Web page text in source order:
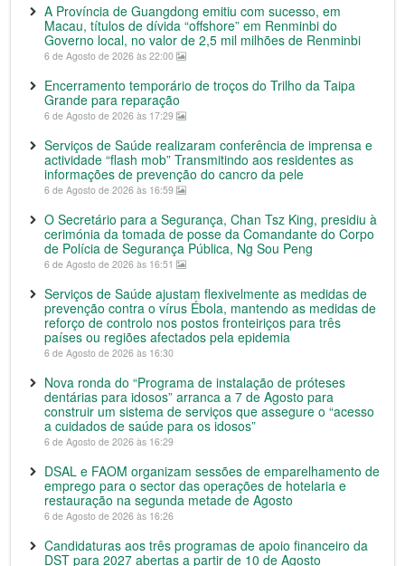
A Província de Guangdong emitiu com sucesso, em
Macau, títulos de dívida “offshore” em Renminbi do
Governo local, no valor de 2,5 mil milhões de Renminbi
6 de Agosto de 2026 às 22:00
Encerramento temporário de troços do Trilho da Taipa
Grande para reparação
6 de Agosto de 2026 às 17:29
Serviços de Saúde realizaram conferência de imprensa e
actividade “flash mob” Transmitindo aos residentes as
informações de prevenção do cancro da pele
6 de Agosto de 2026 às 16:59
O Secretário para a Segurança, Chan Tsz King, presidiu à
cerimónia da tomada de posse da Comandante do Corpo
de Polícia de Segurança Pública, Ng Sou Peng
6 de Agosto de 2026 às 16:51
Serviços de Saúde ajustam flexivelmente as medidas de
prevenção contra o vírus Ébola, mantendo as medidas de
reforço de controlo nos postos fronteiriços para três
países ou regiões afectados pela epidemia
6 de Agosto de 2026 às 16:30
Nova ronda do “Programa de instalação de próteses
dentárias para idosos” arranca a 7 de Agosto para
construir um sistema de serviços que assegure o “acesso
a cuidados de saúde para os idosos”
6 de Agosto de 2026 às 16:29
DSAL e FAOM organizam sessões de emparelhamento de
emprego para o sector das operações de hotelaria e
restauração na segunda metade de Agosto
6 de Agosto de 2026 às 16:26
Candidaturas aos três programas de apoio financeiro da
DST para 2027 abertas a partir de 10 de Agosto